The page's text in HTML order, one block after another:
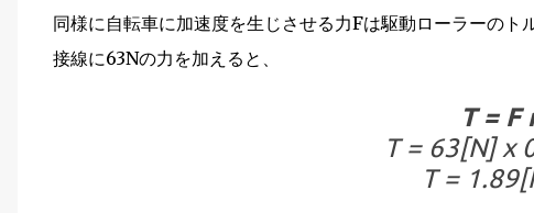
同様に自転車に加速度を生じさせる力Fは駆動ローラーの
接線に63Nの力を加えると、
T = F
T = 63[N] x
T =